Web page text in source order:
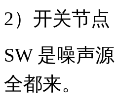
2）开关节
SW 是噪声
全都来。